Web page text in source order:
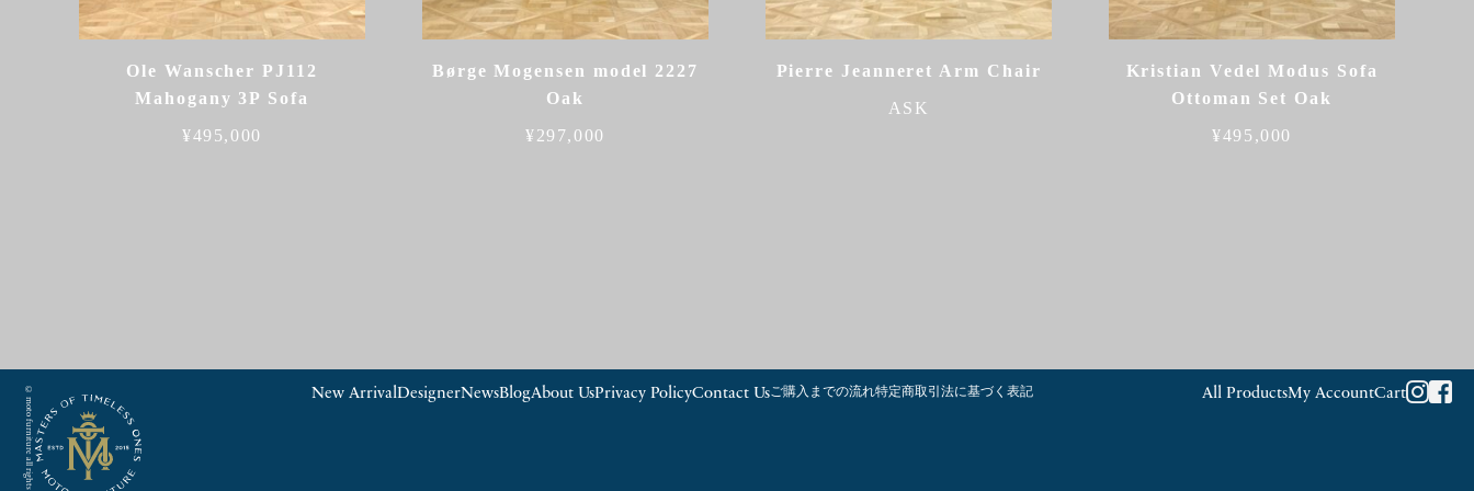
Ole Wanscher PJ112
Mahogany 3P Sofa
¥495,000
Børge Mogensen model 2227
Oak
¥297,000
Pierre Jeanneret Arm Chair
ASK
Kristian Vedel Modus Sofa
Ottoman Set Oak
¥495,000
© moto furniture all rights reserved. New ArrivalDesignerNewsBlogAbout UsPrivacy PolicyContact Usご購入までの流れ特定商取引法に基づく表記 All ProductsMy AccountCart